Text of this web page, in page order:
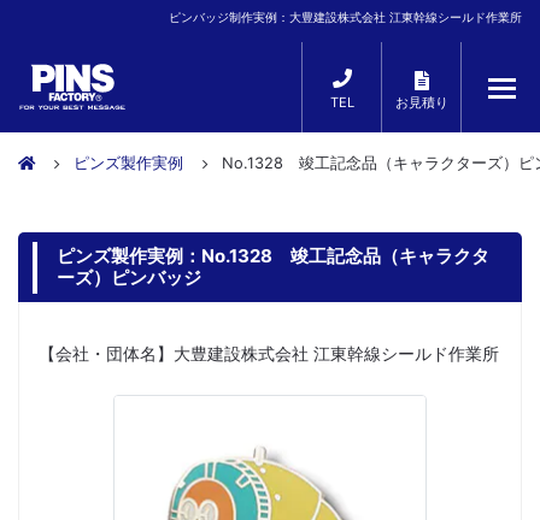
ピンバッジ制作実例：大豊建設株式会社 江東幹線シールド作業所
TEL お見積り
ピンズ製作実例 No.1328 竣工記念品（キャラクターズ）ピ
ピンズ製作実例：No.1328 竣工記念品（キャラクタ
ーズ）ピンバッジ
【会社・団体名】大豊建設株式会社 江東幹線シールド作業所